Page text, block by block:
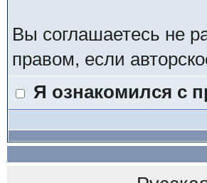
Вы соглашаетесь не
правом, если
Я ознакомился с